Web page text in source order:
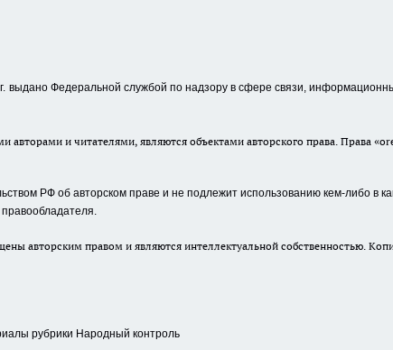
выдано Федеральной службой по надзору в сфере связи,
и читателями, являются объектами авторского права. Права
РФ об авторском праве и не подлежит использованию кем-либо в
авторским правом и являются интеллектуальной собственностью.
рубрики Народный контроль